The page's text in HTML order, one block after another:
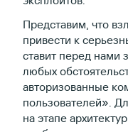
Представим, что
привести к
ставит перед нами
любых
авторизованные
пользователей».
на этапе